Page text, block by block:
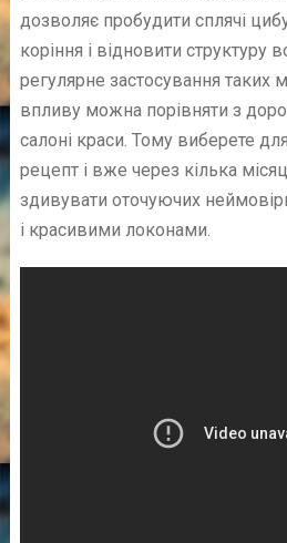
дозволяє пробудити сплячі
коріння і відновити структуру
регулярне застосування таких
впливу можна порівняти з
салоні краси. Тому виберете
рецепт і вже через кілька
здивувати оточуючих
і красивими локонами.